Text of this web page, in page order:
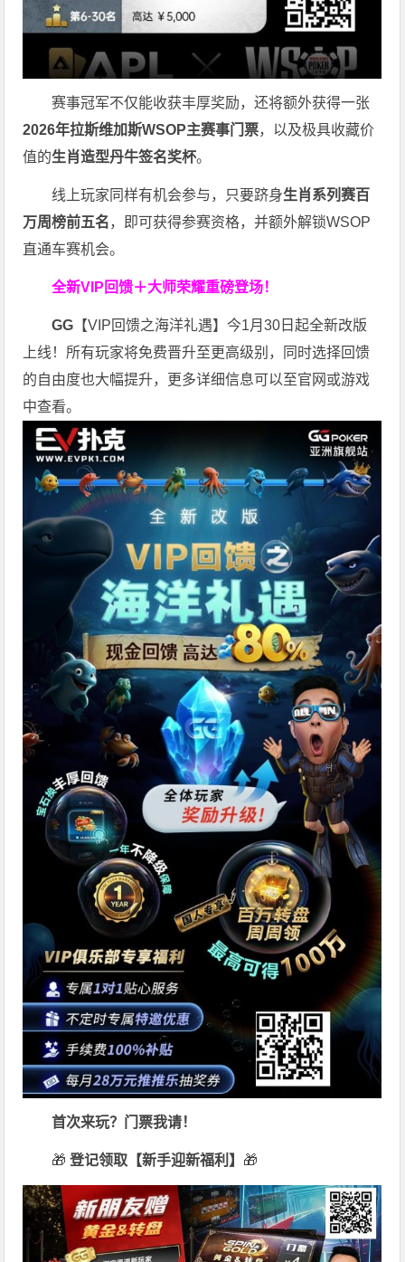
赛事冠军不仅能收获丰厚奖励，还将额外获得一张
2026年拉斯维加斯WSOP主赛事门票，以及极具收藏价
值的生肖造型丹牛签名奖杯。
线上玩家同样有机会参与，只要跻身生肖系列赛百
万周榜前五名，即可获得参赛资格，并额外解锁WSOP
直通车赛机会。
全新VIP回馈＋大师荣耀重磅登场！
GG 【VIP回馈之海洋礼遇】今1月30日起全新改版
上线！所有玩家将免费晋升至更高级别，同时选择回馈
的自由度也大幅提升，更多详细信息可以至官网或游戏
中查看。
首次来玩？门票我请！
🎁 登记领取【新手迎新福利】 🎁